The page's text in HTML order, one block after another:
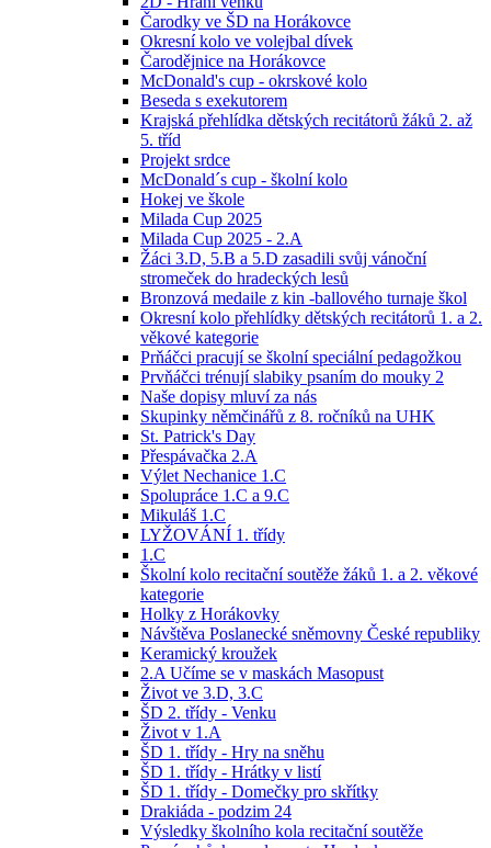
Čarodky ve ŠD na Horákovce
Okresní kolo ve volejbal dívek
Čarodějnice na Horákovce
McDonald's cup - okrskové kolo
Beseda s exekutorem
Krajská přehlídka dětských recitátorů žáků 2. až
5. tříd
Projekt srdce
McDonald´s cup - školní kolo
Hokej ve škole
Milada Cup 2025
Milada Cup 2025 - 2.A
Žáci 3.D, 5.B a 5.D zasadili svůj vánoční
stromeček do hradeckých lesů
Bronzová medaile z kin -ballového turnaje škol
Okresní kolo přehlídky dětských recitátorů 1. a 2.
věkové kategorie
Prňáčci pracují se školní speciální pedagožkou
Prvňáčci trénují slabiky psaním do mouky 2
Naše dopisy mluví za nás
Skupinky němčinářů z 8. ročníků na UHK
St. Patrick's Day
Přespávačka 2.A
Výlet Nechanice 1.C
Spolupráce 1.C a 9.C
Mikuláš 1.C
LYŽOVÁNÍ 1. třídy
1.C
Školní kolo recitační soutěže žáků 1. a 2. věkové
kategorie
Holky z Horákovky
Návštěva Poslanecké sněmovny České republiky
Keramický kroužek
2.A Učíme se v maskách Masopust
Život ve 3.D, 3.C
ŠD 2. třídy - Venku
Život v 1.A
ŠD 1. třídy - Hry na sněhu
ŠD 1. třídy - Hrátky v listí
ŠD 1. třídy - Domečky pro skřítky
Drakiáda - podzim 24
Výsledky školního kola recitační soutěže